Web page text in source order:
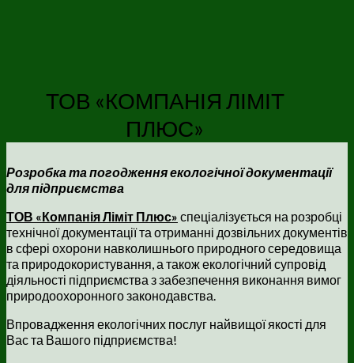
ТОВ «КОМПАНІЯ ЛІМІТ
ПЛЮС»
Розробка та погодження екологічної документації
для підприємства
ТОВ «Компанія Ліміт Плюс» спеціалізується на розробці
технічної документації та отриманні дозвільних документів
в сфері охорони навколишнього природного середовища
та природокористування, а також екологічний супровід
діяльності підприємства з забезпечення виконання вимог
природоохоронного законодавства.
Впровадження екологічних послуг найвищої якості для
Вас та Вашого підприємства!